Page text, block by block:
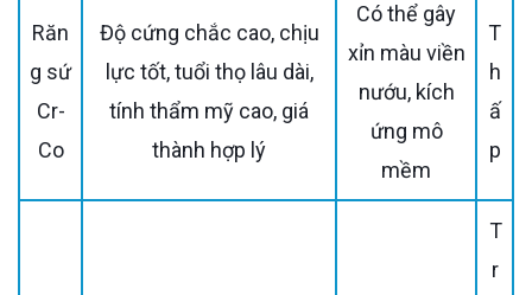
Răn
g sứ
Cr-
Co
Độ cứng chắc cao, chịu
lực tốt, tuổi thọ lâu dài,
tính thẩm mỹ cao, giá
thành hợp lý
Có thể gây
xỉn màu viền
nướu, kích
ứng mô
mềm
T
h
ấ
p
T
r